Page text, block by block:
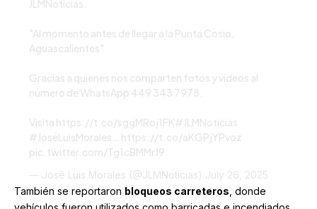
JLMNoticias.
"Al momento antes de llegar a la Punta Cosio,
Aguascalientes"
Gracias a quienes nos comparten fotos y videos al
número de WhatsApp 449 343 7978.
Visita https://t.co/sggMRoj1FK#JLMNoticias
#JoséLuisMorales
https://t.co/aKGPjYPvoz
pic.twitter.com/Tg1cBMMrJ9
— José Luis Morales (@JLMNoticias) July 26, 2025
También se reportaron bloqueos carreteros, donde